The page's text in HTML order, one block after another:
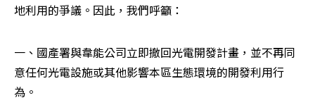
地利用的爭議。因此，我們呼籲：
一、國產署與韋能公司立即撤回光電開發計畫，並不再同
意任何光電設施或其他影響本區生態環境的開發利用行
為。